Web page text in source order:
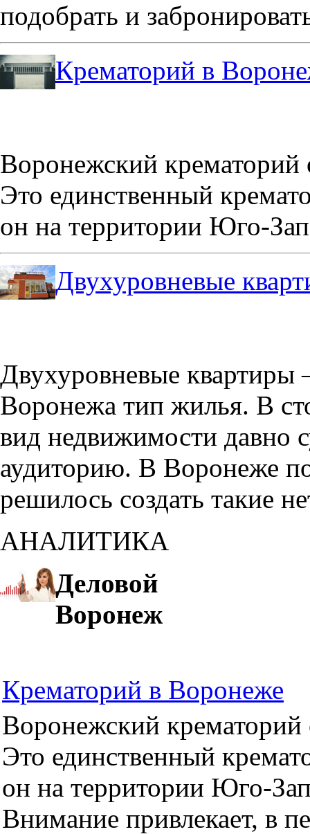
подобрать и
Крематорий в
Воронежский крематорий
Это единственный
он на территории Юго-
Двухуровневые
Двухуровневые квартиры
Воронежа тип жилья. В
вид недвижимости давно
аудиторию. В Воронеже
решилось создать такие
АНАЛИТИКА
Деловой
Воронеж
Крематорий в Воронеже
Воронежский крематорий
Это единственный
он на территории Юго-
Внимание привлекает, в